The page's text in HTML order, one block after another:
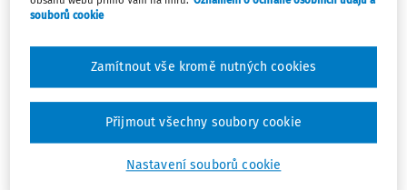
k uspokojování bytové potřeby
a vzor
smlouvy o nájmu, který nespočívá
(obecný nájem).
Jaké jsou rozdíly v uvedených smluvních typech?
Především v tom, že výprosa a výpůjčka představují
bezplatné užívání prostoru, zatímco při nájmu se za
souborů cookie
Nastavení souborů cookie
Zamítnout vše kromě nutných cookies
Přijmout všechny soubory cookie